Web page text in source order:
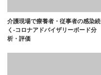
介護現場で療養者・従事者の感染続
く-コロナアドバイザリーボード分
析・評価